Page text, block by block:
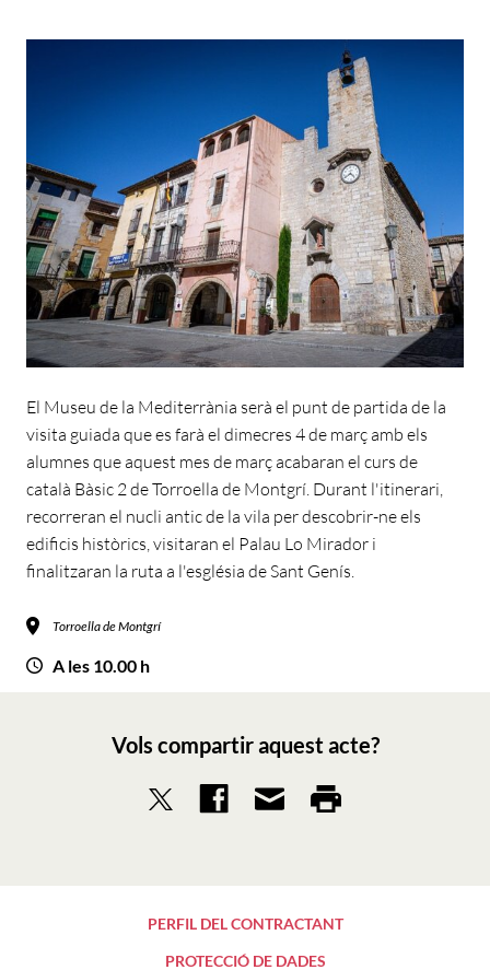
El Museu de la Mediterrània serà el punt de partida de la
visita guiada que es farà el dimecres 4 de març amb els
alumnes que aquest mes de març acabaran el curs de
català Bàsic 2 de Torroella de Montgrí. Durant l'itinerari,
recorreran el nucli antic de la vila per descobrir-ne els
edificis històrics, visitaran el Palau Lo Mirador i
finalitzaran la ruta a l'església de Sant Genís.
Torroella de Montgrí
A les 10.00 h
Vols compartir aquest acte?
PERFIL DEL CONTRACTANT
PROTECCIÓ DE DADES